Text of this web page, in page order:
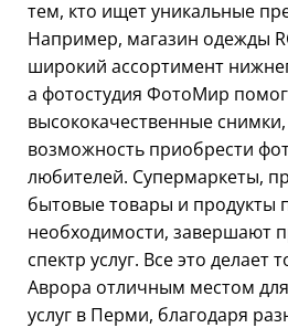
тем, кто ищет уникальные
Например, магазин одежды
широкий ассортимент
а фотостудия ФотоМир
высококачественные
возможность приобрести
любителей. Супермаркеты,
бытовые товары и продукты
необходимости, завершают
спектр услуг. Все это делает
Аврора отличным местом
услуг в Перми, благодаря